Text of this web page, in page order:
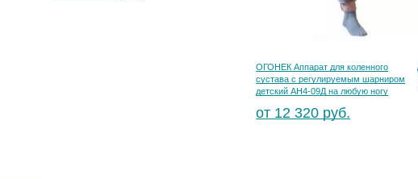
ОГОНЕК Аппарат для коленного
сустава с регулируемым шарниром
детский АН4-09Д на любую ногу
от 12 320 руб.